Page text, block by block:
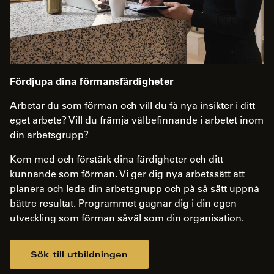
Fördjupa dina förmansfärdigheter
Arbetar du som förman och vill du få nya insikter i ditt
eget arbete? Vill du främja välbefinnande i arbetet inom
din arbetsgrupp?
Kom med och förstärk dina färdigheter och ditt
kunnande som förman. Vi ger dig nya arbetssätt att
planera och leda din arbetsgrupp och på så sätt uppnå
bättre resultat. Programmet gagnar dig i din egen
utveckling som förman såväl som din organisation.
Sök till utbildningen